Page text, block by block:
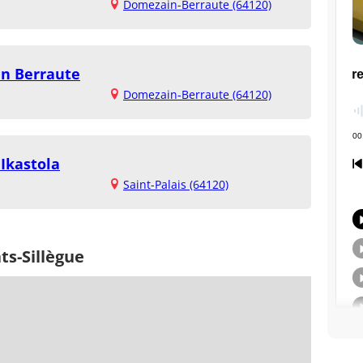
Domezain-Berraute (64120)
Berraute
Domezain-Berraute (64120)
Saint-Palais (64120)
Sillègue